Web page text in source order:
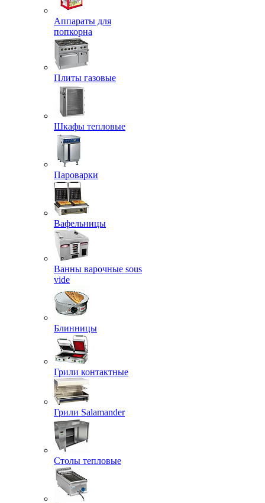
Аппараты для
попкорна
Плиты газовые
Шкафы тепловые
Пароварки
Вафельницы
Ванны варочные sous
vide
Блинницы
Грили контактные
Грили Salamander
Столы тепловые